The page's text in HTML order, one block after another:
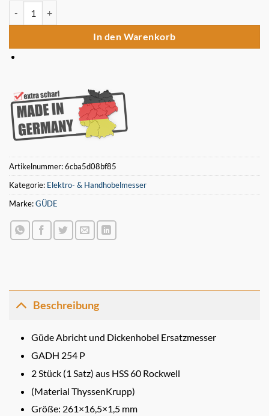
Güde Abricht und Dickenhobel GADH 254 P Ersatzmesser
In den Warenkorb
Artikelnummer:6cba5d08bf85
Kategorie: Elektro- & Handhobelmesser
Marke:GÜDE
Beschreibung
Güde Abricht und Dickenhobel Ersatzmesser
GADH 254 P
2 Stück (1 Satz) aus HSS 60 Rockwell
(Material ThyssenKrupp)
Größe: 261×16,5×1,5 mm